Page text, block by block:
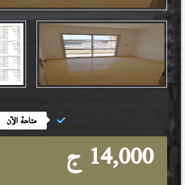
متاحة الآن
14,000 ج